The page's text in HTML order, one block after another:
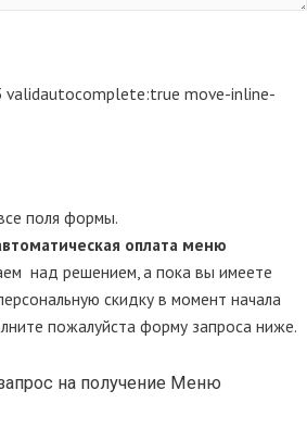
validautocomplete:true move-inline-
поля формы.
оплата меню
над решением, а пока вы имеете
скидку в момент начала
пожалуйста форму запроса ниже.
на получение Меню